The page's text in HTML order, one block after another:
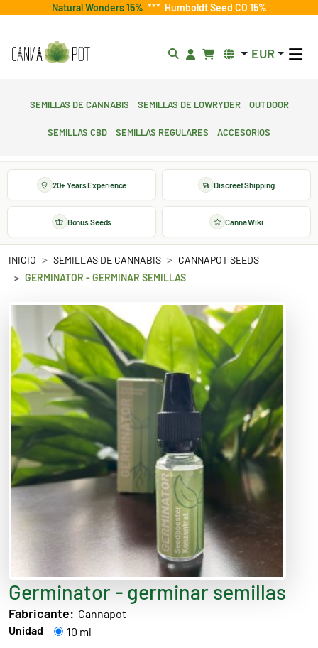
Natural Wonders 15% *** Humboldt Seed CO 15%
EUR
Semillas de cannabis Semillas de lowryder Outdoor
Semillas CBD Semillas regulares Accesorios
20+ Years Experience Discreet Shipping
Bonus Seeds Canna Wiki
INICIO SEMILLAS DE CANNABIS
CANNAPOT SEEDS
GERMINATOR - GERMINAR SEMILLAS
Germinator - germinar semillas
Fabricante: Cannapot
Unidad
10 ml